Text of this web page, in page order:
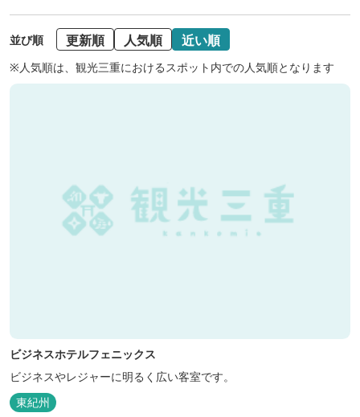
並び順 更新順 人気順 近い順
※人気順は、観光三重におけるスポット内での人気順となります
ビジネスホテルフェニックス
ビジネスやレジャーに明るく広い客室です。
東紀州